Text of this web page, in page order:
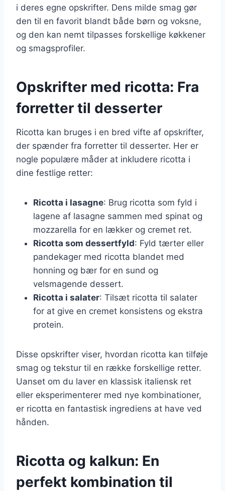
i deres egne opskrifter. Dens milde smag gør
den til en favorit blandt både børn og voksne,
og den kan nemt tilpasses forskellige køkkener
og smagsprofiler.
Opskrifter med ricotta: Fra
forretter til desserter
Ricotta kan bruges i en bred vifte af opskrifter,
der spænder fra forretter til desserter. Her er
nogle populære måder at inkludere ricotta i
dine festlige retter:
Ricotta i lasagne: Brug ricotta som fyld i
lagene af lasagne sammen med spinat og
mozzarella for en lækker og cremet ret.
Ricotta som dessertfyld: Fyld tærter eller
pandekager med ricotta blandet med
honning og bær for en sund og
velsmagende dessert.
Ricotta i salater: Tilsæt ricotta til salater
for at give en cremet konsistens og ekstra
protein.
Disse opskrifter viser, hvordan ricotta kan tilføje
smag og tekstur til en række forskellige retter.
Uanset om du laver en klassisk italiensk ret
eller eksperimenterer med nye kombinationer,
er ricotta en fantastisk ingrediens at have ved
hånden.
Ricotta og kalkun: En
perfekt kombination til